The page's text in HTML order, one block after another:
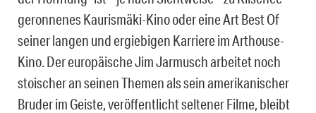
geronnenes Kaurismäki-Kino oder eine Art Best Of
seiner langen und ergiebigen Karriere im Arthouse-
Kino. Der europäische Jim Jarmusch arbeitet noch
stoischer an seinen Themen als sein amerikanischer
Bruder im Geiste, veröffentlicht seltener Filme, bleibt